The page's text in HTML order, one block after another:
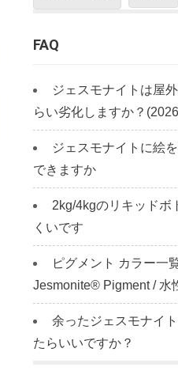
FAQ
ジェスモナイトは屋
らい劣化しますか？
ジェスモナイトに絵
できますか
2kg/4kgのリキッドボ
くいです
ピグメント カラー一
Jesmonite® Pigment / 水
余ったジェスモナイ
たらいいですか？